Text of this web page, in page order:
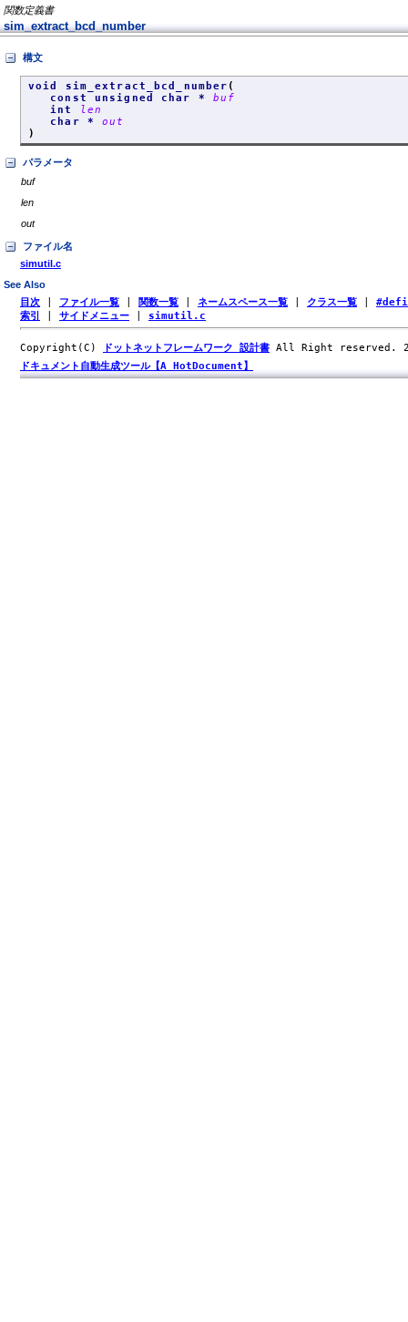
関数定義書
sim_extract_bcd_number
構文
void sim_extract_bcd_number (
const unsigned char * buf
int
len
char *out
)
パラメータ
buf
len
out
ファイル名
simutil.c
See Also
目次 ファイル一覧 関数一覧 ネームスペース一覧 クラス一覧
索引
サイドメニュー simutil.c
Copyright(C) ドットネットフレームワーク 設計書 All Right reserved.
ドキュメント自動生成ツール【A HotDocument】